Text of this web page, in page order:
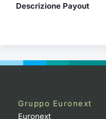
Descrizione Payout
Gruppo Euronext
Euronext